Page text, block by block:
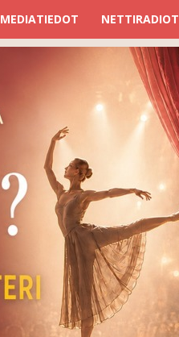
MEDIATIEDOT NETTIRADIOT